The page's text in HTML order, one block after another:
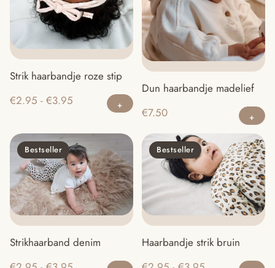
Strik haarbandje roze stip
€2.95 - €3.95 Prijsklasse:
tot
€3.95
Dit
product
meerdere
variaties.
Deze
optie
kan
gekozen
worden
op
Dun haarbandje madelief
€7.50
Bestseller
Strikhaarband denim
Dit
Bestseller
Haarbandje strik bruin